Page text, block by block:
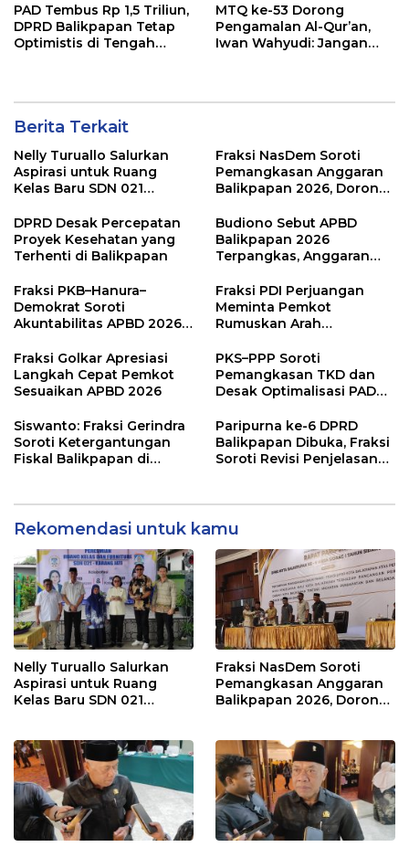
PAD Tembus Rp 1,5 Triliun,
DPRD Balikpapan Tetap
Optimistis di Tengah
MTQ ke-53 Dorong
Pengamalan Al-Qur’an,
Iwan Wahyudi: Jangan
Berita Terkait
Nelly Turuallo Salurkan
Aspirasi untuk Ruang
Kelas Baru SDN 021
Fraksi NasDem Soroti
Pemangkasan Anggaran
Balikpapan 2026, Dorong
Publik
DPRD Desak Percepatan
Proyek Kesehatan yang
Terhenti di Balikpapan
Budiono Sebut APBD
Balikpapan 2026
Terpangkas, Anggaran
Fraksi PKB–Hanura–
Demokrat Soroti
Akuntabilitas APBD 2026
Pengawasan Belanja
Modal
Fraksi PDI Perjuangan
Meminta Pemkot
Rumuskan Arah
Terukur sebagai
Penyangga IKN
Fraksi Golkar Apresiasi
Langkah Cepat Pemkot
Sesuaikan APBD 2026
PKS–PPP Soroti
Pemangkasan TKD dan
Desak Optimalisasi PAD
Balikpapan 2026
Siswanto: Fraksi Gerindra
Soroti Ketergantungan
Fiskal Balikpapan di
Paripurna ke-6 DPRD
Balikpapan Dibuka, Fraksi
Soroti Revisi Penjelasan
Rekomendasi untuk kamu
Nelly Turuallo Salurkan
Aspirasi untuk Ruang
Kelas Baru SDN 021
Fraksi NasDem Soroti
Pemangkasan Anggaran
Balikpapan 2026, Dorong